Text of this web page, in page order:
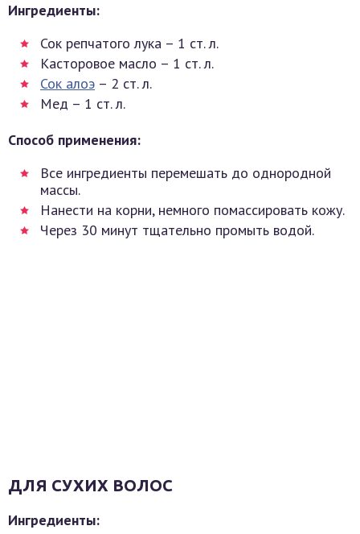
Ингредиенты:
Сок репчатого лука – 1 ст. л.
Касторовое масло – 1 ст. л.
Сок алоэ – 2 ст. л.
Мед – 1 ст. л.
Способ применения:
Все ингредиенты перемешать до однородной
массы.
Нанести на корни, немного помассировать кожу.
Через 30 минут тщательно промыть водой.
ДЛЯ СУХИХ ВОЛОС
Ингредиенты: